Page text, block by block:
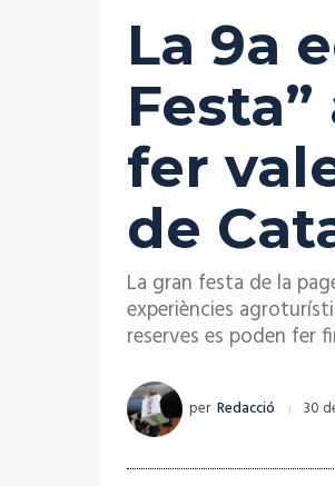
La 9a
fer
de
La gran festa de la
experiències
reserves es poden fer
per Redacció 30